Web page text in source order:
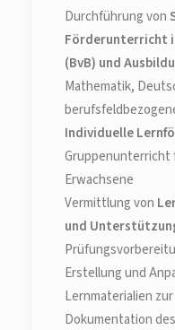
Durchführung von
Förderunterricht
(BvB) und
Mathematik,
Individuelle
Gruppenunterricht
Erwachsene
Vermittlung von
und
Erstellung und
Lernmaterialien
Dokumentation